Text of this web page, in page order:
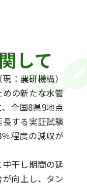
関して
：農研機構）
の新たな水管
全国8県9地点
する実証試験
程度の減収が
干し期間の延
向上し、タン